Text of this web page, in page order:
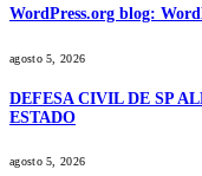
WordPress.org blog:
agosto 5, 2026
DEFESA CIVIL DE SP
ESTADO
agosto 5, 2026